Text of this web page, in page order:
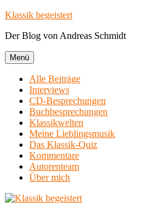
Zum
springen
Klassik begeistert
Der Blog von Andreas Schmidt
Menü
Alle Beiträge
Interviews
CD-Besprechungen
Buchbesprechungen
Klassikwelten
Meine Lieblingsmusik
Das Klassik-Quiz
Kommentare
Autorenteam
Über mich